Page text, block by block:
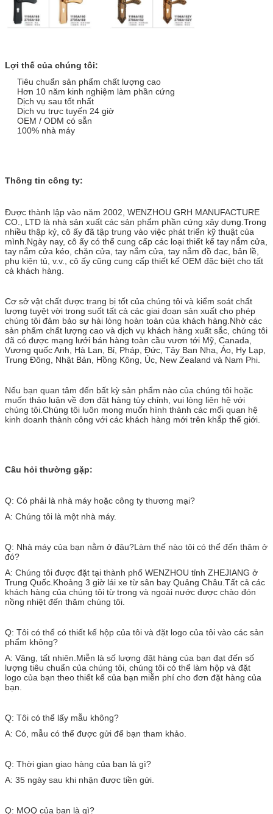
Lợi thế của chúng tôi:
Tiêu chuẩn sản phẩm chất lượng cao
Hơn 10 năm kinh nghiệm làm phần cứng
Dịch vụ sau tốt nhất
Dịch vụ trực tuyến 24 giờ
OEM / ODM có sẵn
100% nhà máy
Thông tin công ty:
Được thành lập vào năm 2002, WENZHOU GRH MANUFACTURE
CO., LTD là nhà sản xuất các sản phẩm phần cứng xây dựng.Trong
nhiều thập kỷ, cô ấy đã tập trung vào việc phát triển kỹ thuật của
mình.Ngày nay, cô ấy có thể cung cấp các loại thiết kế tay nắm cửa,
tay nắm cửa kéo, chặn cửa, tay nắm cửa, tay nắm đồ đạc, bản lề,
phụ kiện tủ, v.v., cô ấy cũng cung cấp thiết kế OEM đặc biệt cho tất
cả khách hàng.
Cơ sở vật chất được trang bị tốt của chúng tôi và kiểm soát chất
lượng tuyệt vời trong suốt tất cả các giai đoạn sản xuất cho phép
chúng tôi đảm bảo sự hài lòng hoàn toàn của khách hàng.Nhờ các
sản phẩm chất lượng cao và dịch vụ khách hàng xuất sắc, chúng tôi
đã có được mạng lưới bán hàng toàn cầu vươn tới Mỹ, Canada,
Vương quốc Anh, Hà Lan, Bỉ, Pháp, Đức, Tây Ban Nha, Áo, Hy Lạp,
Trung Đông, Nhật Bản, Hồng Kông, Úc, New Zealand và Nam Phi.
Nếu bạn quan tâm đến bất kỳ sản phẩm nào của chúng tôi hoặc
muốn thảo luận về đơn đặt hàng tùy chỉnh, vui lòng liên hệ với
chúng tôi.Chúng tôi luôn mong muốn hình thành các mối quan hệ
kinh doanh thành công với các khách hàng mới trên khắp thế giới.
Câu hỏi thường gặp:
Q: Có phải là nhà máy hoặc công ty thương mại?
A: Chúng tôi là một nhà máy.
Q: Nhà máy của bạn nằm ở đâu?Làm thế nào tôi có thể đến thăm ở
đó?
A: Chúng tôi được đặt tại thành phố WENZHOU tỉnh ZHEJIANG ở
Trung Quốc.Khoảng 3 giờ lái xe từ sân bay Quảng Châu.Tất cả các
khách hàng của chúng tôi từ trong và ngoài nước được chào đón
nồng nhiệt đến thăm chúng tôi.
Q: Tôi có thể có thiết kế hộp của tôi và đặt logo của tôi vào các sản
phẩm không?
A: Vâng, tất nhiên.Miễn là số lượng đặt hàng của bạn đạt đến số
lượng tiêu chuẩn của chúng tôi, chúng tôi có thể làm hộp và đặt
logo của bạn theo thiết kế của bạn miễn phí cho đơn đặt hàng của
bạn.
Q: Tôi có thể lấy mẫu không?
A: Có, mẫu có thể được gửi để bạn tham khảo.
Q: Thời gian giao hàng của bạn là gì?
A: 35 ngày sau khi nhận được tiền gửi.
Q: MOQ của bạn là gì?